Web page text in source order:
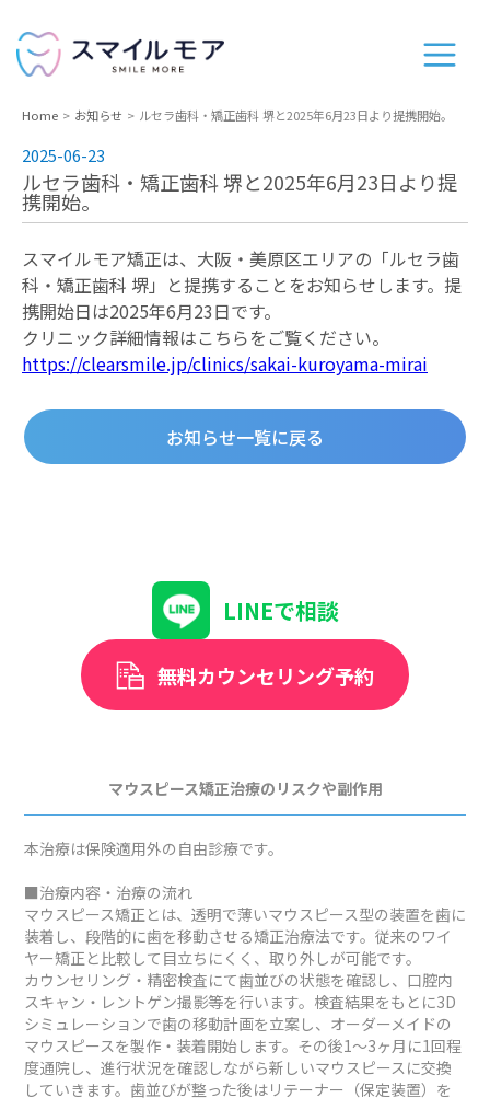
Home お知らせ ルセラ歯科・矯正歯科 堺と2025年6月23日より提携開始。
2025-06-23
ルセラ歯科・矯正歯科 堺と2025年6月23日より提
携開始。
スマイルモア矯正は、大阪・美原区エリアの「ルセラ歯
科・矯正歯科 堺」と提携することをお知らせします。提
携開始日は2025年6月23日です。
クリニック詳細情報はこちらをご覧ください。
https://clearsmile.jp/clinics/sakai-kuroyama-mirai
お知らせ一覧に戻る
LINEで相談
無料カウンセリング予約
マウスピース矯正治療のリスクや副作用
本治療は保険適用外の自由診療です。
■治療内容・治療の流れ
マウスピース矯正とは、透明で薄いマウスピース型の装置を歯に
装着し、段階的に歯を移動させる矯正治療法です。従来のワイ
ヤー矯正と比較して目立ちにくく、取り外しが可能です。
カウンセリング・精密検査にて歯並びの状態を確認し、口腔内
スキャン・レントゲン撮影等を行います。検査結果をもとに3D
シミュレーションで歯の移動計画を立案し、オーダーメイドの
マウスピースを製作・装着開始します。その後1～3ヶ月に1回程
度通院し、進行状況を確認しながら新しいマウスピースに交換
していきます。歯並びが整った後はリテーナー（保定装置）を